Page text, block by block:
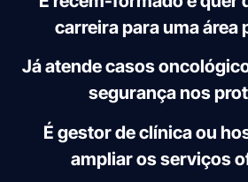
carreira para uma área
Já atende casos
segurança nos
É gestor de clínica ou
ampliar os serviços